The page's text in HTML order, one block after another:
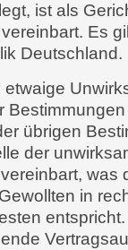
ist als
Es
Deutschland.
etwaige
übrigen
der
was
in